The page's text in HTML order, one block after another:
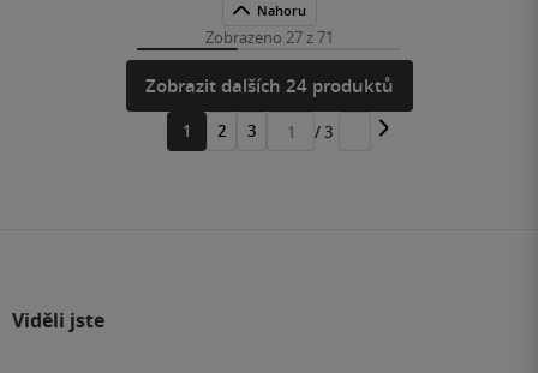
Nahoru
Zobrazeno 27 z 71
Zobrazit dalších 24 produktů
1 2 3
Přejít
/ 3
Viděli jste